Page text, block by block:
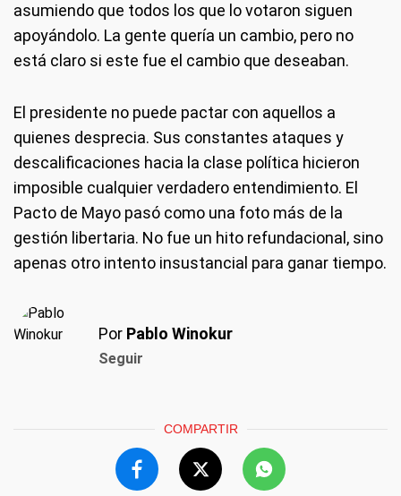
asumiendo que todos los que lo votaron siguen
apoyándolo. La gente quería un cambio, pero no
está claro si este fue el cambio que deseaban.
El presidente no puede pactar con aquellos a
quienes desprecia. Sus constantes ataques y
descalificaciones hacia la clase política hicieron
imposible cualquier verdadero entendimiento. El
Pacto de Mayo pasó como una foto más de la
gestión libertaria. No fue un hito refundacional, sino
apenas otro intento insustancial para ganar tiempo.
Por Pablo Winokur
Seguir
COMPARTIR